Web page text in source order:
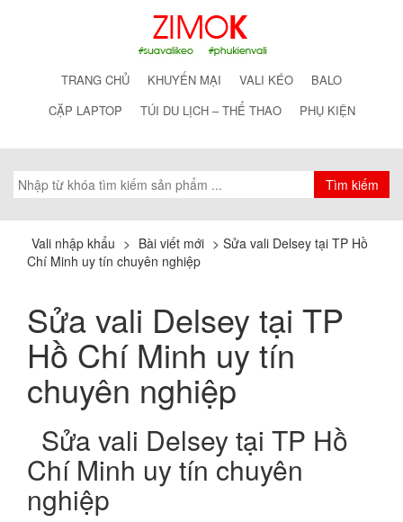
TRANG CHỦ KHUYẾN MẠI VALI KÉO
BALO
CẶP LAPTOP
TÚI DU LỊCH – THỂ THAO PHỤ KIỆN
Vali nhập khẩu > Bài viết mới > Sửa vali Delsey tại TP Hồ
Chí Minh uy tín chuyên nghiệp
Sửa vali Delsey tại TP
Hồ Chí Minh uy tín
chuyên nghiệp
Sửa vali Delsey tại TP Hồ
Chí Minh uy tín chuyên
nghiệp